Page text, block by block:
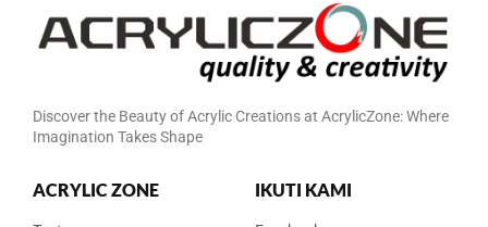
Discover the Beauty of Acrylic Creations at AcrylicZone: Where
Imagination Takes Shape
ACRYLIC ZONE IKUTI KAMI